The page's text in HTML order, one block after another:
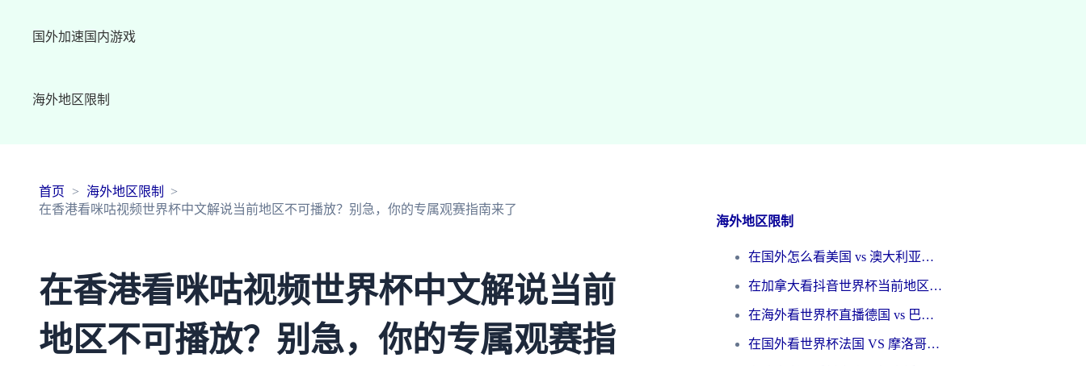
国外加速国内游戏
海外地区限制
首页
海外地区限制
在香港看咪咕视频世界杯中文解说当前地区不可播放？别急，你的专属观赛指南来了
在香港看咪咕视频世界杯中文解说当前
地区不可播放？别急，你的专属观赛指
海外地区限制
在国外怎么看美国 vs 澳大利亚世界杯直播？海外党必藏的中文解说观赛指南
在加拿大看抖音世界杯当前地区不可播放？海外党体育观赛终极指南
在海外看世界杯直播德国 vs 巴拉圭当前IP受限制？这篇指南帮你轻松解决地区限制
在国外看世界杯法国 VS 摩洛哥仅限中国大陆？别让地域限制拦下你的欢呼